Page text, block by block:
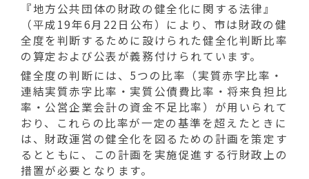
『地方公共団体の財政の健全化に関する法律』
（平成19年6月22日公布）により、市は財政の健
全度を判断するために設けられた健全化判断比率
の算定および公表が義務付けられています。
健全度の判断には、5つの比率（実質赤字比率・
連結実質赤字比率・実質公債費比率・将来負担比
率・公営企業会計の資金不足比率）が用いられて
おり、これらの比率が一定の基準を超えたときに
は、財政運営の健全化を図るための計画を策定す
るとともに、この計画を実施促進する行財政上の
措置が必要となります。